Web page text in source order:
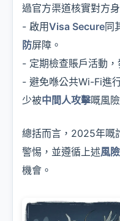
過官方渠道核實對方身
- 啟用Visa Secure同
防屏障。
- 定期檢查賬戶活動，
- 避免喺公共Wi-Fi進
少被中間人攻擊嘅風險
總括而言，2025年嘅
警惕，並遵循上述風
機會。